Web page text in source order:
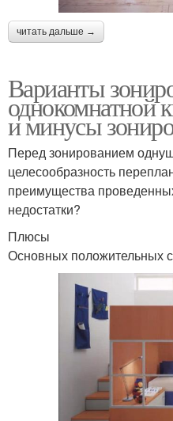
читать дальше →
Варианты
однокомнатной
и минусы
Перед зонированием
целесообразность
преимущества
недостатки?
Плюсы
Основных положительных